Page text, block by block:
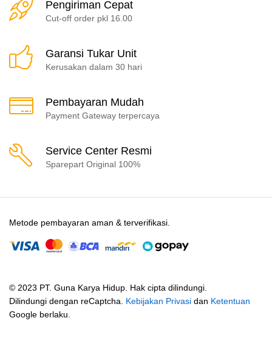
Pengiriman Cepat
Cut-off order pkl 16.00
Garansi Tukar Unit
Kerusakan dalam 30 hari
Pembayaran Mudah
Payment Gateway terpercaya
Service Center Resmi
Sparepart Original 100%
© 2023 PT. Guna Karya Hidup. Hak cipta dilindungi.
Dilindungi dengan reCaptcha. Kebijakan Privasi dan Ketentuan
Google berlaku.
Metode pembayaran aman & terverifikasi.